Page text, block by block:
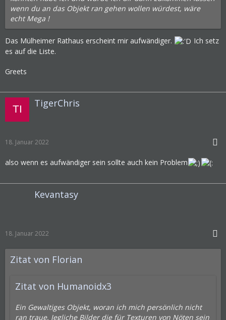
wenn du an das Objekt ran gehen wollen würdest, wäre
echt Mega !
Das Mülheimer Rathaus erscheint mir aufwändiger.
Ich setz
es auf die Liste.
Greets
TigerChris
18. Januar 2022
also wenn es aufwändiger sein sollte auch kein Problem
Kevantasy
18. Januar 2022
Zitat von Florian
Zitat von Humanoidx3
Ein Gewaltiges Objekt, woran ich mich persönlich nicht
ran traue. Jegliche Bilder die für Texturen von Nöten sein